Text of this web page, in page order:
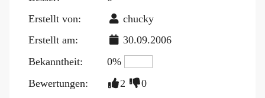
Erstellt von:
chucky
Erstellt am:
30.09.2006
Bekanntheit:
0%
Bewertungen:
2 0